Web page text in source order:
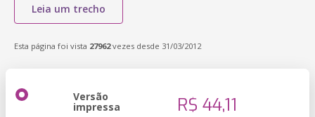
Leia um trecho
Esta página foi vista 27962vezes desde 31/03/2012
Versão
impressa R$ 44,11